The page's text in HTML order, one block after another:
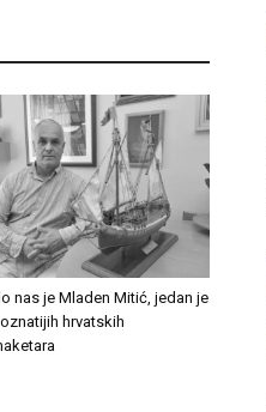
nas je Mladen Mitić, jedan je
hrvatskih